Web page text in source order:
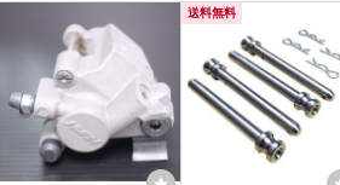
送料無料